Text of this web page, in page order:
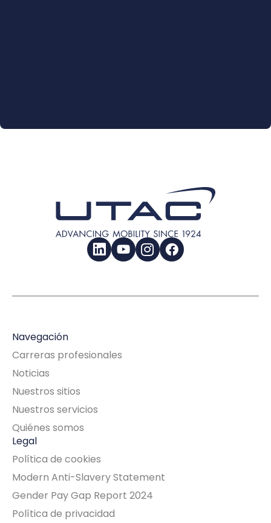
LinkedInYouTubeInstagramFacebook
Navegación
Carreras profesionales
Noticias
Nuestros sitios
Nuestros servicios
Quiénes somos
Legal
Política de cookies
Modern Anti-Slavery Statement
Gender Pay Gap Report 2024
Política de privacidad